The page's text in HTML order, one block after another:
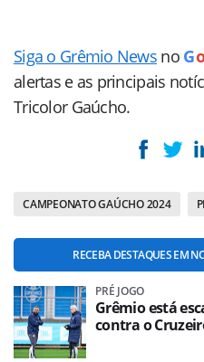
Siga o Grêmio News no Go
alertas e as principais
Tricolor Gaúcho.
CAMPEONATO GAÚCHO 2024
RECEBA DESTAQUES EM
PRÉ JOGO
Grêmio está
contra o